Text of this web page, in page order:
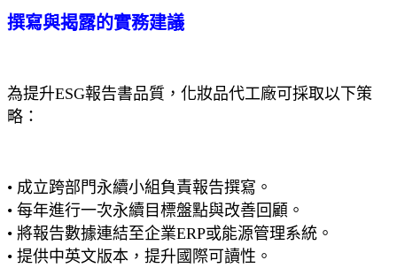
撰寫與揭露的實務建議
為提升ESG報告書品質，化妝品代工廠可採取以下策
略：
• 成立跨部門永續小組負責報告撰寫。
• 每年進行一次永續目標盤點與改善回顧。
• 將報告數據連結至企業ERP或能源管理系統。
• 提供中英文版本，提升國際可讀性。